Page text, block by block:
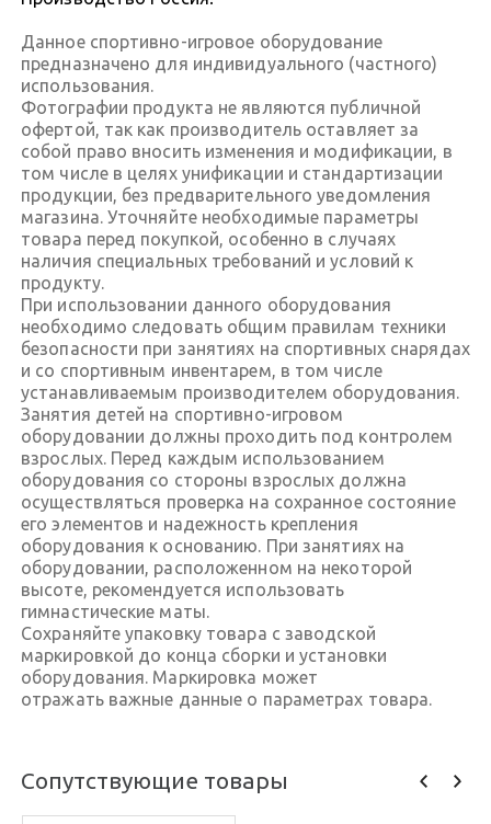
Данное спортивно-игровое оборудование
предназначено для индивидуального (частного)
использования.
Фотографии продукта не являются публичной
офертой, так как производитель оставляет за
собой право вносить изменения и модификации, в
том числе в целях унификации и стандартизации
продукции, без предварительного уведомления
магазина. Уточняйте необходимые параметры
товара перед покупкой, особенно в случаях
наличия специальных требований и условий к
продукту.
При использовании данного оборудования
необходимо следовать общим правилам техники
безопасности при занятиях на спортивных снарядах
и со спортивным инвентарем, в том числе
устанавливаемым производителем оборудования.
Занятия детей на спортивно-игровом
оборудовании должны проходить под контролем
взрослых. Перед каждым использованием
оборудования со стороны взрослых должна
осуществляться проверка на сохранное состояние
его элементов и надежность крепления
оборудования к основанию. При занятиях на
оборудовании, расположенном на некоторой
высоте, рекомендуется использовать
гимнастические маты.
Сохраняйте упаковку товара с заводской
маркировкой до конца сборки и установки
оборудования. Маркировка может
отражать важные данные о параметрах товара.
Сопутствующие товары